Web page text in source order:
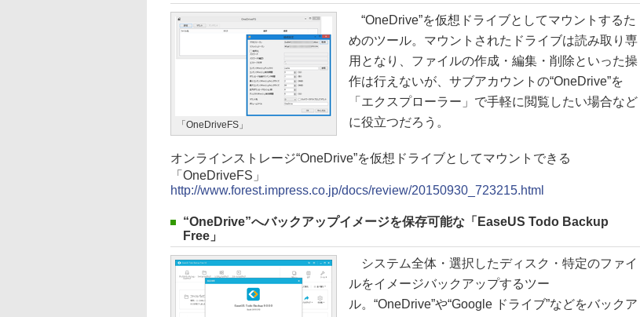
「OneDriveFS」
“OneDrive”を仮想ドライブとしてマウントするた
めのツール。マウントされたドライブは読み取り専
用となり、ファイルの作成・編集・削除といった操
作は行えないが、サブアカウントの“OneDrive”を
「エクスプローラー」で手軽に閲覧したい場合など
に役立つだろう。
オンラインストレージ“OneDrive”を仮想ドライブとしてマウントできる
「OneDriveFS」
http://www.forest.impress.co.jp/docs/review/20150930_723215.html
“OneDrive”へバックアップイメージを保存可能な「EaseUS Todo Backup
Free」
システム全体・選択したディスク・特定のファイ
ルをイメージバックアップするツー
ル。“OneDrive”や“Google ドライブ”などをバックア